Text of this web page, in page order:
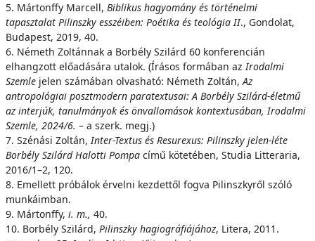
5. Mártonffy Marcell, Biblikus hagyomány és történelmi
tapasztalat Pilinszky esszéiben: Poétika és teológia II., Gondolat,
Budapest, 2019, 40.
6. Németh Zoltánnak a Borbély Szilárd 60 konferencián
elhangzott előadására utalok. (Írásos formában azIrodalmi
Szemle jelen számában olvasható: Németh Zoltán,Az
antropológiai posztmodern paratextusai: A Borbély Szilárd-életmű
az interjúk, tanulmányok és önvallomások kontextusában, Irodalmi
Szemle, 2024/6. – a szerk. megj.)
7. Szénási Zoltán,Inter-Textus és Resurexus: Pilinszky jelen-léte
Borbély Szilárd Halotti Pompa című kötetében, Studia Litteraria,
2016/1–2, 120.
8. Emellett próbálok érvelni kezdettől fogva Pilinszkyről szóló
munkáimban.
9. Mártonffy, i. m., 40.
10. Borbély Szilárd, Pilinszky hagiográfiájához, Litera, 2011.